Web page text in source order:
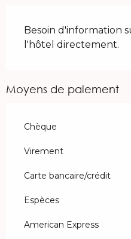
Besoin d'information
l'hôtel directement.
Moyens de paiement
Chèque
Virement
Carte bancaire/crédit
Espèces
American Express